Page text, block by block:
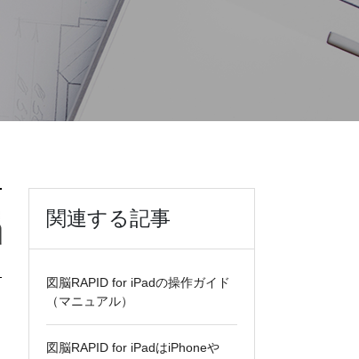
関連する記事
図脳RAPID for iPadの操作ガイド
（マニュアル）
図脳RAPID for iPadはiPhoneや